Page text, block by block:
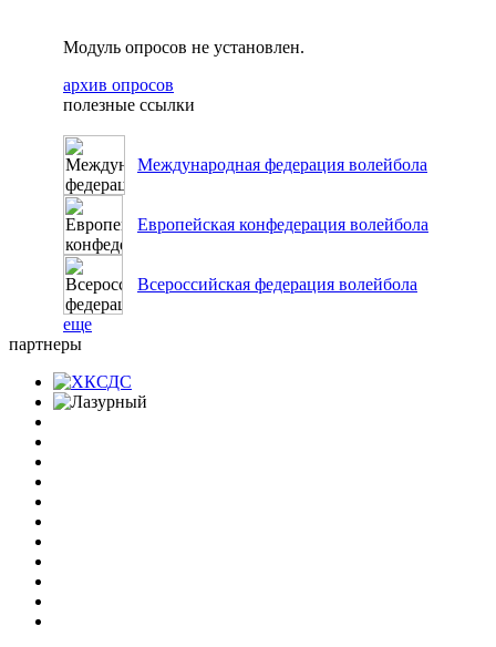
Модуль опросов не установлен.
архив опросов
полезные ссылки
Международная федерация волейбола
Европейская конфедерация волейбола
Всероссийская федерация волейбола
еще
партнеры